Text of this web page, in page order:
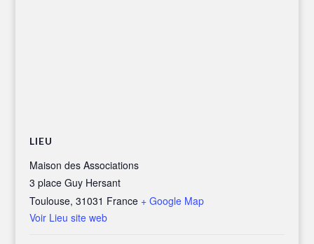
LIEU
Maison des Associations
3 place Guy Hersant
Toulouse, 31031 France + Google Map
Voir Lieu site web